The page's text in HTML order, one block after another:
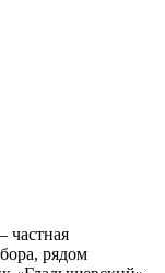
рядом